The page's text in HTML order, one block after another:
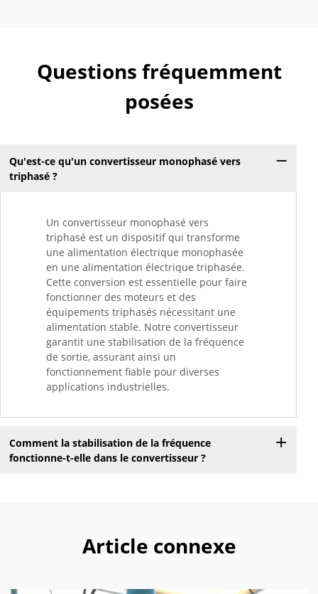
Questions fréquemment
posées
Qu'est-ce qu'un convertisseur monophasé vers
triphasé ?
Un convertisseur monophasé vers
triphasé est un dispositif qui transforme
une alimentation électrique monophasée
en une alimentation électrique triphasée.
Cette conversion est essentielle pour faire
fonctionner des moteurs et des
équipements triphasés nécessitant une
alimentation stable. Notre convertisseur
garantit une stabilisation de la fréquence
de sortie, assurant ainsi un
fonctionnement fiable pour diverses
applications industrielles.
Comment la stabilisation de la fréquence
fonctionne-t-elle dans le convertisseur ?
Article connexe